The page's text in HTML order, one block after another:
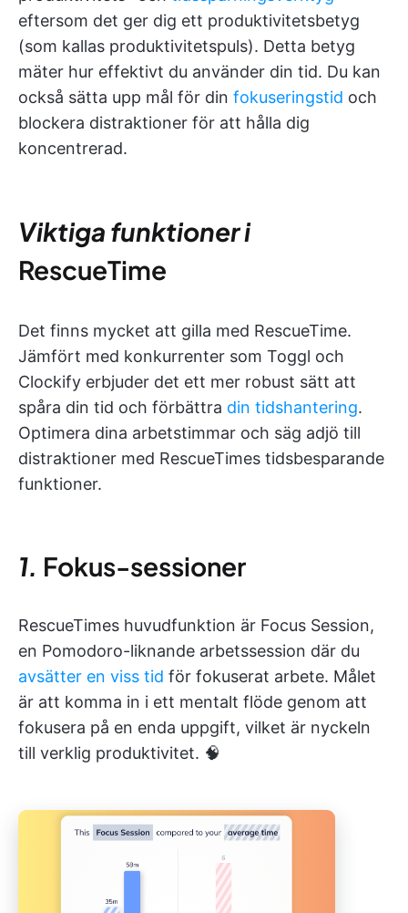
eftersom det ger dig ett produktivitetsbetyg
(som kallas produktivitetspuls). Detta betyg
mäter hur effektivt du använder din tid. Du kan
också sätta upp mål för din fokuseringstid och
blockera distraktioner för att hålla dig
koncentrerad.
Viktiga funktioner i
RescueTime
Det finns mycket att gilla med RescueTime.
Jämfört med konkurrenter som Toggl och
Clockify erbjuder det ett mer robust sätt att
spåra din tid och förbättra din tidshantering.
Optimera dina arbetstimmar och säg adjö till
distraktioner med RescueTimes tidsbesparande
funktioner.
1. Fokus-sessioner
RescueTimes huvudfunktion är Focus Session,
en Pomodoro-liknande arbetssession där du
avsätter en viss tid för fokuserat arbete. Målet
är att komma in i ett mentalt flöde genom att
fokusera på en enda uppgift, vilket är nyckeln
till verklig produktivitet. 🧠